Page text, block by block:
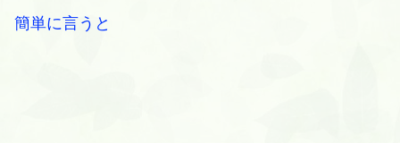
簡単に言うと